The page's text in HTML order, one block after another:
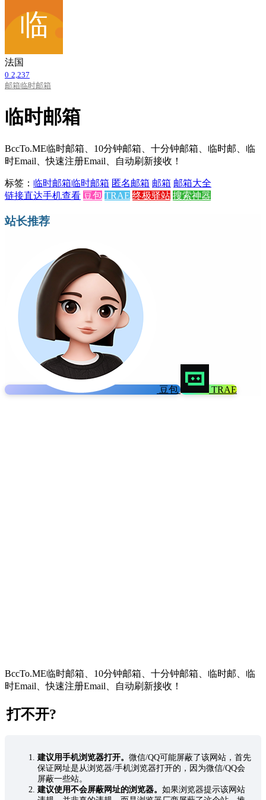
法国
0 2,237
邮箱临时邮箱
临时邮箱
BccTo.ME临时邮箱、10分钟邮箱、十分钟邮箱、临时邮、临
时Email、快速注册Email、自动刷新接收！
标签： 临时邮箱临时邮箱 匿名邮箱 邮箱 邮箱大全
链接直达手机查看 豆包 TRAE 终极驿站 搜索神器
站长推荐
豆包 TRAE
BccTo.ME临时邮箱、10分钟邮箱、十分钟邮箱、临时邮、临
时Email、快速注册Email、自动刷新接收！
打不开?
建议用手机浏览器打开。 微信/QQ可能屏蔽了该网站，首先
保证网址是从浏览器/手机浏览器打开的，因为微信/QQ会
屏蔽一些站。
建议使用不会屏蔽网址的浏览器。 如果浏览器提示该网站